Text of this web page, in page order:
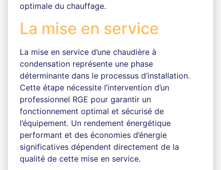
optimale du chauffage.
La mise en service
La mise en service d’une chaudière à
condensation représente une phase
déterminante dans le processus d’installation.
Cette étape nécessite l’intervention d’un
professionnel RGE pour garantir un
fonctionnement optimal et sécurisé de
l’équipement. Un rendement énergétique
performant et des économies d’énergie
significatives dépendent directement de la
qualité de cette mise en service.